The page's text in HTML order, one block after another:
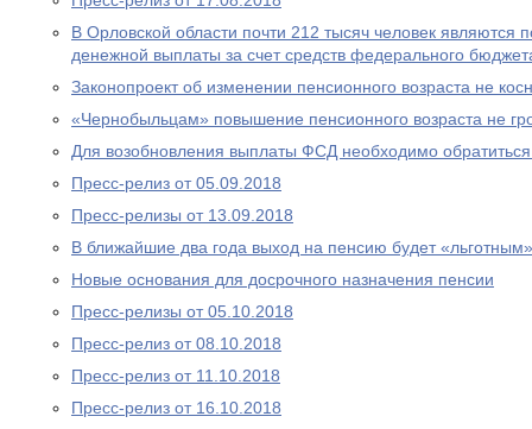
В Орловской области почти 212 тысяч человек являются
денежной выплаты за счет средств федерального
Законопроект об изменении пенсионного возраста не
«Чернобыльцам» повышение пенсионного возраста не
Для возобновления выплаты ФСД необходимо
Пресс-релиз от 05.09.2018
Пресс-релизы от 13.09.2018
В ближайшие два года выход на пенсию будет «льготным»
Новые основания для досрочного назначения пенсии
Пресс-релизы от 05.10.2018
Пресс-релиз от 08.10.2018
Пресс-релиз от 11.10.2018
Пресс-релиз от 16.10.2018